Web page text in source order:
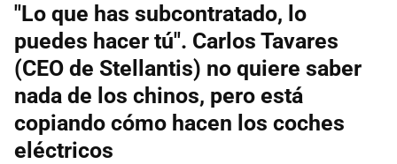
"Lo que has subcontratado, lo
puedes hacer tú". Carlos Tavares
(CEO de Stellantis) no quiere saber
nada de los chinos, pero está
copiando cómo hacen los coches
eléctricos